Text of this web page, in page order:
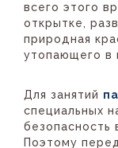
всего этого
открытке,
природная
утопающего в
Для занятий
специальных
безопасность
Поэтому